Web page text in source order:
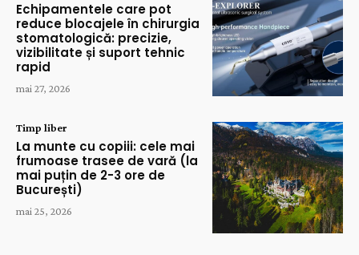
Echipamentele care pot
reduce blocajele în chirurgia
stomatologică: precizie,
vizibilitate și suport tehnic
rapid
mai 27, 2026
Timp liber
La munte cu copiii: cele mai
frumoase trasee de vară (la
mai puțin de 2-3 ore de
București)
mai 25, 2026